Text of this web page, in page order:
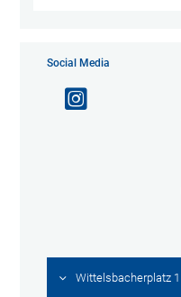
Social Media
Wittelsbacherplatz 1